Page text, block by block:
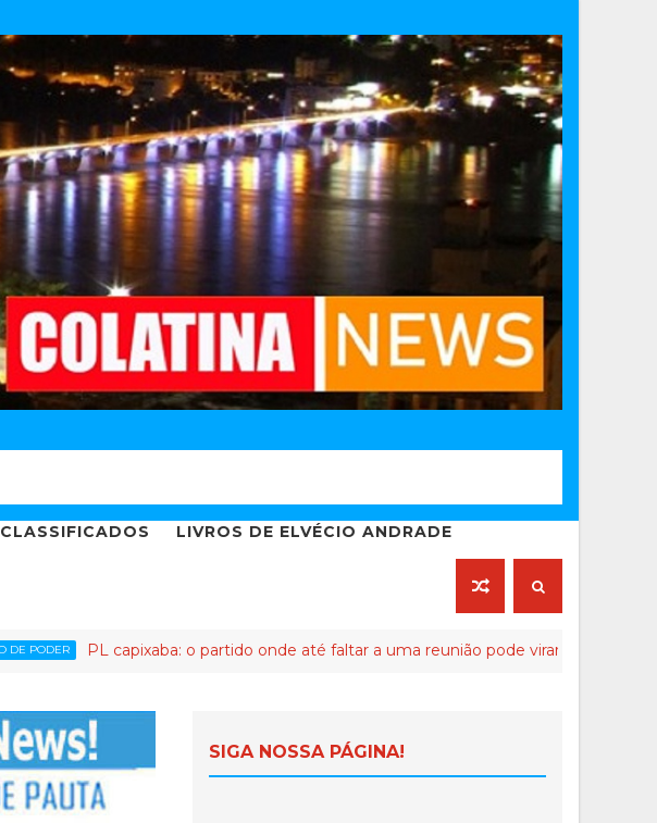
CLASSIFICADOS LIVROS DE ELVÉCIO ANDRADE
PL capixaba: o partido onde até faltar a uma reunião pode virar crime de lesa-Malta
SIGA NOSSA PÁGINA!